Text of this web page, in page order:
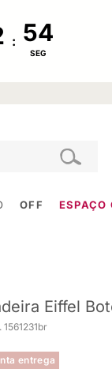
:
SEG
OFF ESPAÇO
Eiffel
1561231br
entrega